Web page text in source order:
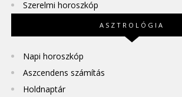
Szerelmi horoszkóp
ASZTROLÓGIA
Napi horoszkóp
Aszcendens számítás
Holdnaptár